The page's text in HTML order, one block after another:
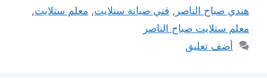
هندي صباح الناصر , فني صيانة ستلايت, معلم ستلايت,
معلم ستلايت صباح الناصر
أضف تعليق